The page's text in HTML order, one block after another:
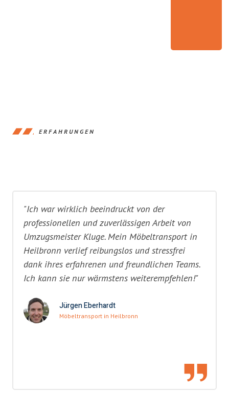
ERFAHRUNGEN
"Ich war wirklich beeindruckt von der
professionellen und zuverlässigen Arbeit von
Umzugsmeister Kluge. Mein Möbeltransport in
Heilbronn verlief reibungslos und stressfrei
dank ihres erfahrenen und freundlichen Teams.
Ich kann sie nur wärmstens weiterempfehlen!"
Jürgen Eberhardt
Möbeltransport in Heilbronn